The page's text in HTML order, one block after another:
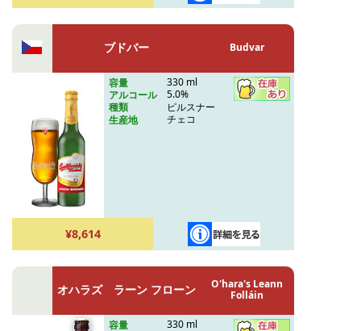
ブドバー Budvar
容量
330 ml
アルコール
5.0%
種類
ピルスナー
生産地
チェコ
¥8,614
オハラズ ラーン フローン
O'hara's Leann
Folláin
容量
330 ml